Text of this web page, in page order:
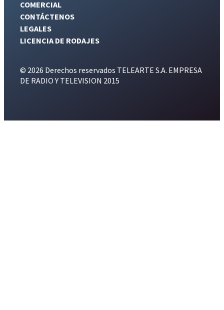
COMERCIAL
CONTÁCTENOS
LEGALES
LICENCIA DE RODAJES
© 2026 Derechos reservados TELEARTE S.A. EMPRESA
DE RADIO Y TELEVISION 2015